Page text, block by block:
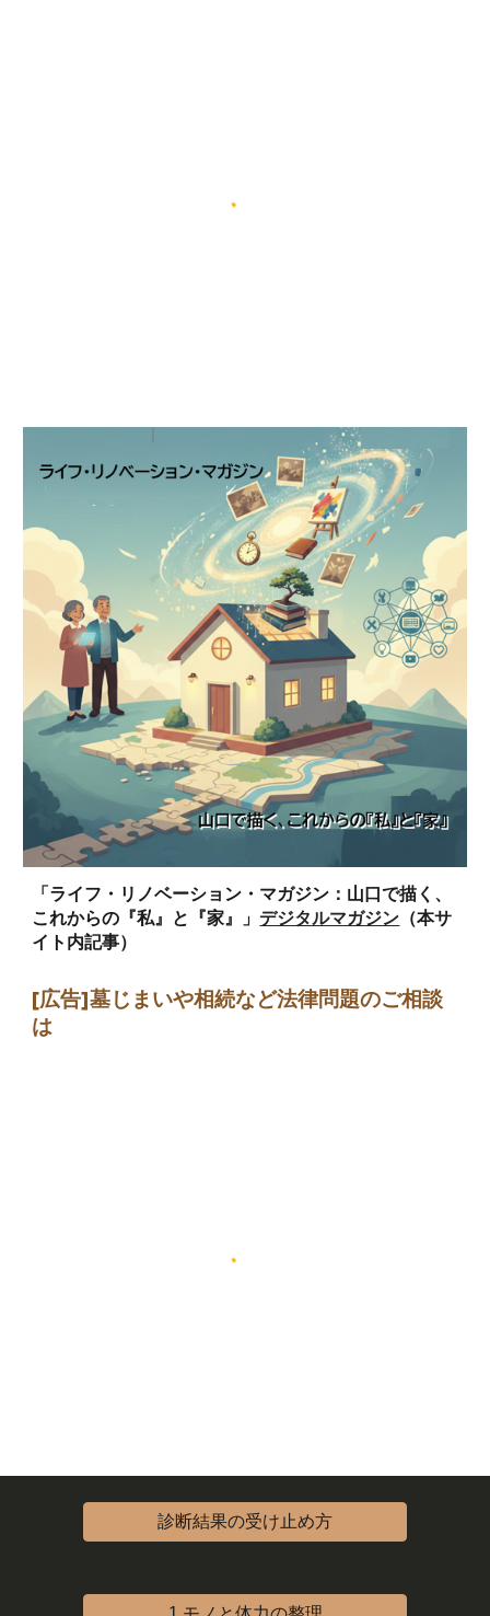
「ライフ・リノベーション・マガジン：山口で描く、
これからの『私』と『家』」 デジタルマガジン （本サ
イト内記事）
[広告]墓じまいや相続など法律問題のご相談
は
診断結果の受け止め方